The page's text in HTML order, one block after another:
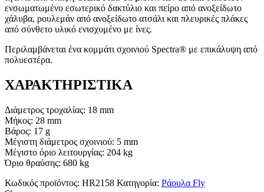
ενσωματωμένο εσωτερικό δακτύλιο και πείρο από ανοξείδωτο
χάλυβα, ρουλεμάν από ανοξείδωτο ατσάλι και πλευρικές πλάκες
από σύνθετο υλικό ενισχυμένο με ίνες.
Περιλαμβάνεται ένα κομμάτι σχοινιού Spectra® με επικάλυψη από
πολυεστέρα.
ΧΑΡΑΚΤΗΡΙΣΤΙΚΑ
Διάμετρος τροχαλίας: 18 mm
Μήκος: 28 mm
Βάρος: 17 g
Μέγιστη διάμετρος σχοινιού: 5 mm
Μέγιστο όριο λειτουργίας: 204 kg
Όριο θραύσης: 680 kg
Κωδικός προϊόντος: HR2158 Κατηγορία: Ράουλα Fly